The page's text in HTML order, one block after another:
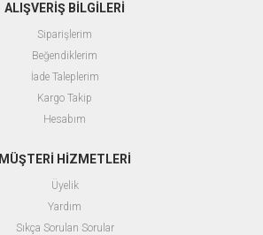
ALIŞVERİŞ BİLGİLERİ
Siparişlerim
Beğendiklerim
İade Taleplerim
Kargo Takip
Hesabım
MÜŞTERİ HİZMETLERİ
Üyelik
Yardım
Sıkça Sorulan Sorular